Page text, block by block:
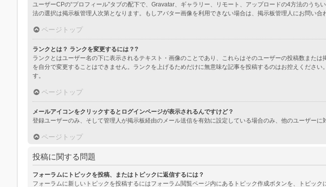
ユーザーCPの“プロフィール”タブの配下で、Gravatar、ギャラリー、リモート、アップロードの4方法のう
法の選択は掲示板管理人次第となります。もしアバター画像を利用できない場合は、掲示板管理人にお問い合
ページトップ
ランクとは？ ランクを変更するには？?
ランクとはユーザー名の下に表示されるテキスト・画像のことであり、これらはそのユーザーの投稿数また
を自分で変更することはできません。ランクを上げるためだけに無意味な記事を投稿するのはお控えくださ
す。
ページトップ
メールアイコンをクリックするとログインページが表示されるんですけど？
登録ユーザーのみ、そして管理人が掲示板経由のメール送信を有効に設定している場合のみ、他のユーザー
ページトップ
投稿に関する問題
フォーラムにトピックを投稿、またはトピックに返信するには？
フォーラムに新しいトピックを投稿するにはフォーラム閲覧ページ内にあるトピック作成ボタンを、トピッ